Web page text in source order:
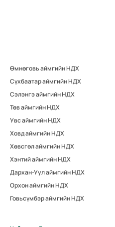
Өмнөговь аймгийн НДХ
Сүхбаатар аймгийн НДХ
Сэлэнгэ аймгийн НДХ
Төв аймгийн НДХ
Увс аймгийн НДХ
Ховд аймгийн НДХ
Хөвсгөл аймгийн НДХ
Хэнтий аймгийн НДХ
Дархан-Уул аймгийн НДХ
Орхон аймгийн НДХ
Говьсүмбэр аймгийн НДХ